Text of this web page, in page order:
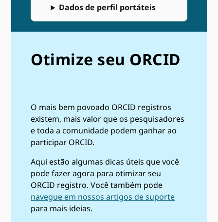
Dados de perfil portáteis
Otimize seu ORCID
O mais bem povoado ORCID registros
existem, mais valor que os pesquisadores
e toda a comunidade podem ganhar ao
participar ORCID.
Aqui estão algumas dicas úteis que você
pode fazer agora para otimizar seu
ORCID registro. Você também pode
navegue em nossos artigos de suporte
para mais ideias.